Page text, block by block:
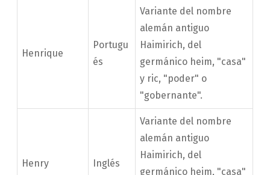
Henrique
Portugu
és
Variante del nombre
alemán antiguo
Haimirich, del
germánico heim, "casa"
y ric, "poder" o
"gobernante".
Henry Inglés
Variante del nombre
alemán antiguo
Haimirich, del
germánico heim, "casa"